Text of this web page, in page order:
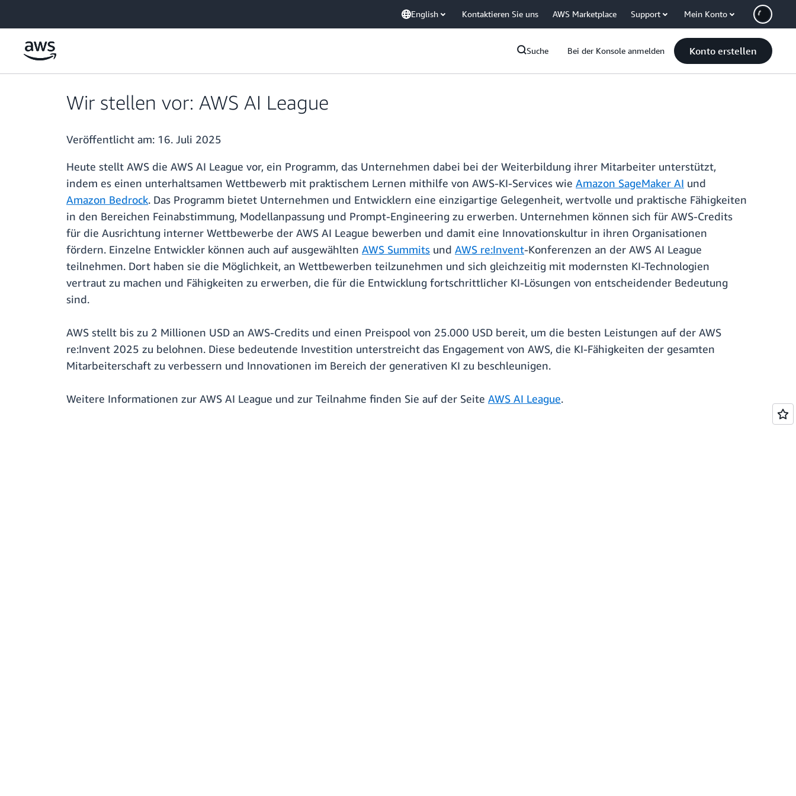
English Kontaktieren Sie uns AWS Marketplace Support Mein Konto
Suche Bei der Konsole anmelden Konto erstellen
Wir stellen vor: AWS AI League
Veröffentlicht am: 16. Juli 2025
Heute stellt AWS die AWS AI League vor, ein Programm, das Unternehmen dabei bei der Weiterbildung ihrer Mitarbeiter unterstützt,
indem es einen unterhaltsamen Wettbewerb mit praktischem Lernen mithilfe von AWS-KI-Services wie Amazon SageMaker AI und
Amazon Bedrock. Das Programm bietet Unternehmen und Entwicklern eine einzigartige Gelegenheit, wertvolle und praktische Fähigkeiten
in den Bereichen Feinabstimmung, Modellanpassung und Prompt-Engineering zu erwerben. Unternehmen können sich für AWS-Credits
für die Ausrichtung interner Wettbewerbe der AWS AI League bewerben und damit eine Innovationskultur in ihren Organisationen
fördern. Einzelne Entwickler können auch auf ausgewählten AWS Summits und AWS re:Invent-Konferenzen an der AWS AI League
teilnehmen. Dort haben sie die Möglichkeit, an Wettbewerben teilzunehmen und sich gleichzeitig mit modernsten KI-Technologien
vertraut zu machen und Fähigkeiten zu erwerben, die für die Entwicklung fortschrittlicher KI-Lösungen von entscheidender Bedeutung
sind.
AWS stellt bis zu 2 Millionen USD an AWS-Credits und einen Preispool von 25.000 USD bereit, um die besten Leistungen auf der AWS
re:Invent 2025 zu belohnen. Diese bedeutende Investition unterstreicht das Engagement von AWS, die KI-Fähigkeiten der gesamten
Mitarbeiterschaft zu verbessern und Innovationen im Bereich der generativen KI zu beschleunigen.
Weitere Informationen zur AWS AI League und zur Teilnahme finden Sie auf der Seite AWS AI League.